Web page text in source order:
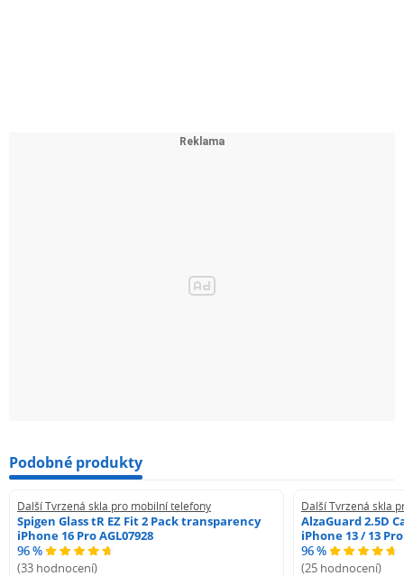
Podobné produkty
Další Tvrzená skla pro mobilní telefony
Spigen Glass tR EZ Fit 2 Pack transparency
iPhone 16 Pro AGL07928
96 %
(33 hodnocení)
Další Tvrzená skla
AlzaGuard 2.5D
iPhone 13 / 13 Pro
96 %
(25 hodnocení)